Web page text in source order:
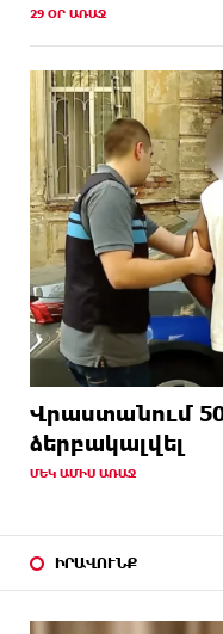
29 ՕՐ ԱՌԱՋ
Վրաստանում
ձերբակալվել
ՄԵԿ ԱՄԻՍ ԱՌԱՋ
ԻՐԱՎՈՒՆՔ